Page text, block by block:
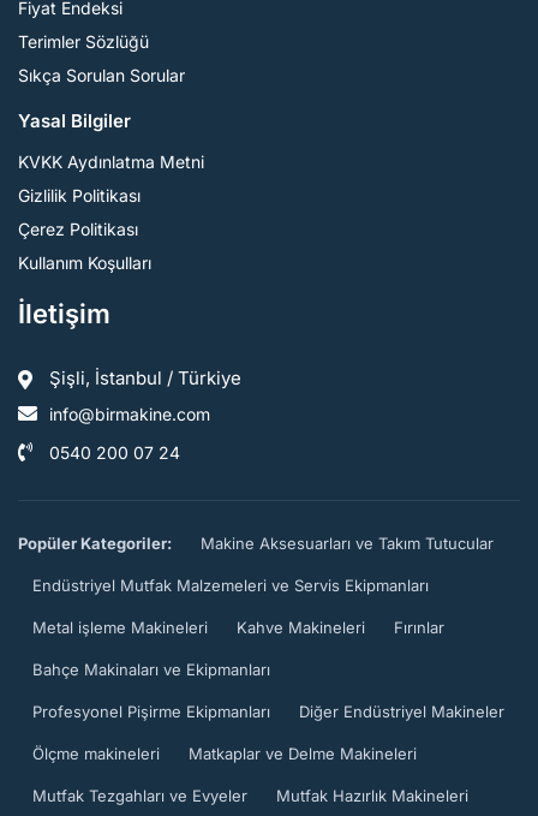
Fiyat Endeksi
Terimler Sözlüğü
Sıkça Sorulan Sorular
Yasal Bilgiler
KVKK Aydınlatma Metni
Gizlilik Politikası
Çerez Politikası
Kullanım Koşulları
İletişim
Şişli, İstanbul / Türkiye
info@birmakine.com
0540 200 07 24
Popüler Kategoriler: Makine Aksesuarları ve Takım Tutucular
Endüstriyel Mutfak Malzemeleri ve Servis Ekipmanları
Metal işleme Makineleri Kahve Makineleri Fırınlar
Bahçe Makinaları ve Ekipmanları
Profesyonel Pişirme Ekipmanları Diğer Endüstriyel Makineler
Ölçme makineleri Matkaplar ve Delme Makineleri
Mutfak Tezgahları ve Evyeler Mutfak Hazırlık Makineleri